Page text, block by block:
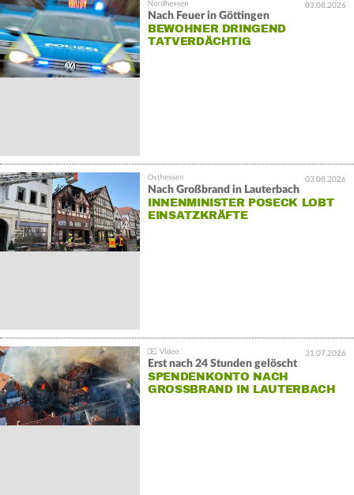
03.08.2026
Nach Feuer in Göttingen
BEWOHNER DRINGEND
TATVERDÄCHTIG
03.08.2026
Nach Großbrand in Lauterbach
INNENMINISTER POSECK LOBT
EINSATZKRÄFTE
31.07.2026
Erst nach 24 Stunden gelöscht
SPENDENKONTO NACH
GROSSBRAND IN LAUTERBACH